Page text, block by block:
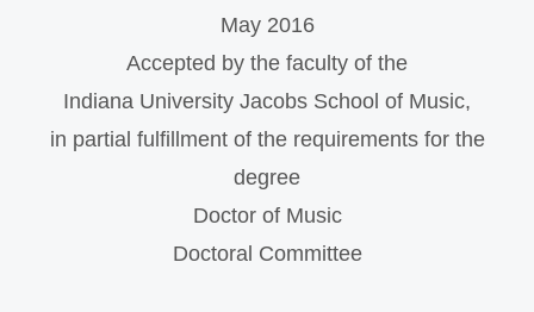
May 2016
Accepted by the faculty of the
Indiana University Jacobs School of Music,
in partial fulfillment of the requirements for the
degree
Doctor of Music
Doctoral Committee